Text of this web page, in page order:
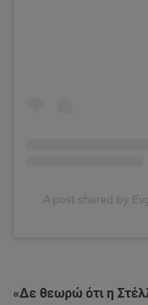
A post shared by
«Δε θεωρώ ότι η